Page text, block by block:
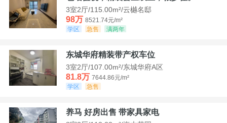
3室2厅/115.00m²/云樾名邸
98万 8521.74元/m²
学区
急售 满两年
东城华府精装带产权车位
3室2厅/107.00m²/东城华府A区
81.8万 7644.86元/m²
学区
急售
养马 好房出售 带家具家电